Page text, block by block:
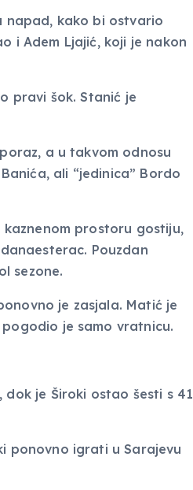
napad, kako bi ostvario
i Adem Ljajić, koji je nakon
pravi šok. Stanić je
a u takvom odnosu
ali “jedinica” Bordo
kaznenom prostoru gostiju,
Pouzdan
sezone.
je zasjala. Matić je
je samo vratnicu.
je Široki ostao šesti s 41
ponovno igrati u Sarajevu